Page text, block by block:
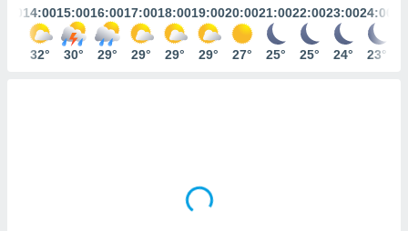
ACCETTA
14:00
32°
15:00
30°
16:00
29°
17:00
29°
18:00
29°
19:00
29°
20:00
27°
21:00
25°
22:00
25°
23:00
24°
24:00
23°